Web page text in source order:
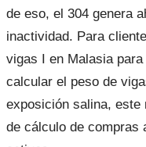
de eso, el 304 genera
inactividad. Para
vigas I en Malasia
calcular el peso de
exposición salina, este
de cálculo de compras